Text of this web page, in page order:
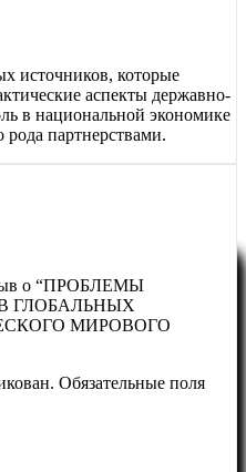
источников, которые
аспекты державно-
в национальной экономике
партнерствами.
о “ПРОБЛЕМЫ
ГЛОБАЛЬНЫХ
МИРОВОГО
Обязательные поля